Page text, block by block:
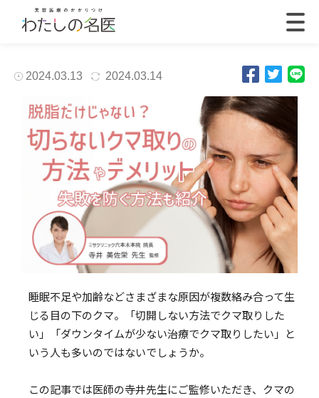
2024.03.13 2024.03.14
睡眠不足や加齢などさまざまな原因が複数絡み合って生
じる目の下のクマ。「切開しない方法でクマ取りした
い」「ダウンタイムが少ない治療でクマ取りしたい」と
いう人も多いのではないでしょうか。
この記事では医師の寺井先生にご監修いただき、クマの